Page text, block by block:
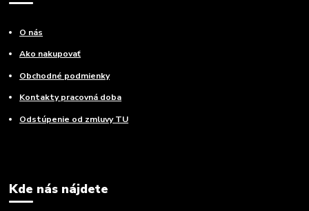
O nás
Ako nakupovať
Obchodné podmienky
Kontakty pracovná doba
Odstúpenie od zmluvy TU
Kde nás nájdete